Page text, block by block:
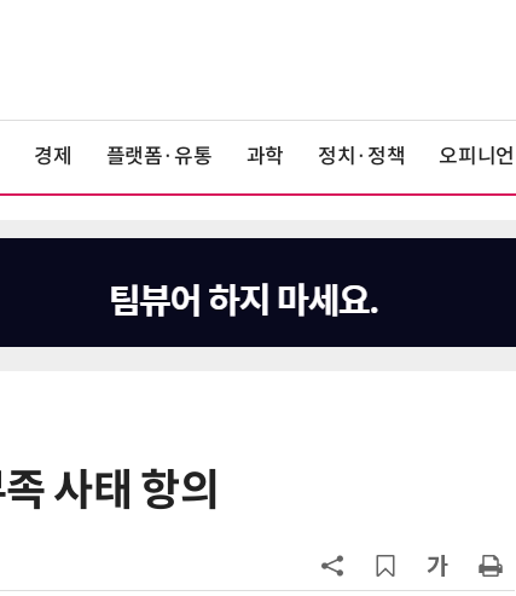
경제 플랫폼·유통 과학 정치·정책 오피니언
사태 항의
6
최저임금 1만700원 최종 확정…노